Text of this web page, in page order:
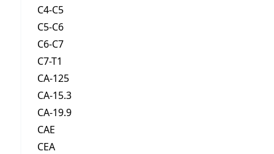
C4-C5
C5-C6
C6-C7
C7-T1
CA-125
CA-15.3
CA-19.9
CAE
CEA